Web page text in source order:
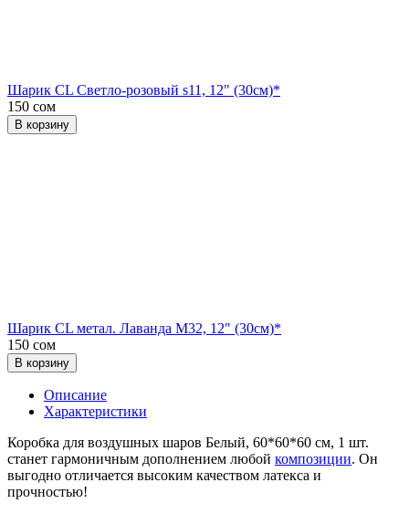
Шарик CL Светло-розовый s11, 12" (30см)*
150 сом
В корзину
Шарик CL метал. Лаванда М32, 12" (30см)*
150 сом
В корзину
Описание
Характеристики
Коробка для воздушных шаров Белый, 60*60*60 см, 1 шт.
станет гармоничным дополнением любой композиции. Он
выгодно отличается высоким качеством латекса и
прочностью!